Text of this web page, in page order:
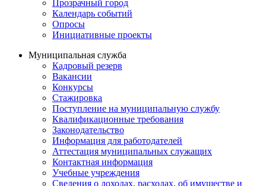
Прозрачный город
Календарь событий
Опросы
Инициативные проекты
Муниципальная служба
Кадровый резерв
Вакансии
Конкурсы
Стажировка
Поступление на муниципальную службу
Квалификационные требования
Законодательство
Информация для работодателей
Аттестация муниципальных служащих
Контактная информация
Учебные учреждения
Сведения о доходах, расходах, об имуществе и